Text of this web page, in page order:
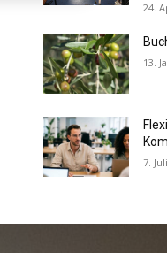
24.
13.
7.